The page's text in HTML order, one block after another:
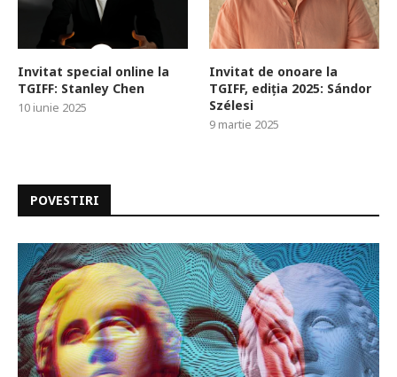
Invitat special online la
TGIFF: Stanley Chen
10 iunie 2025
Invitat de onoare la
TGIFF, ediția 2025: Sándor
Szélesi
9 martie 2025
POVESTIRI